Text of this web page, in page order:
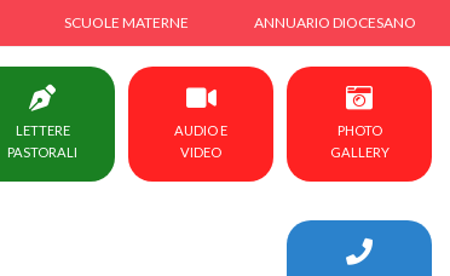
SCUOLE MATERNE ANNUARIO DIOCESANO
LETTERE
PASTORALI
AUDIO E
VIDEO
PHOTO
GALLERY